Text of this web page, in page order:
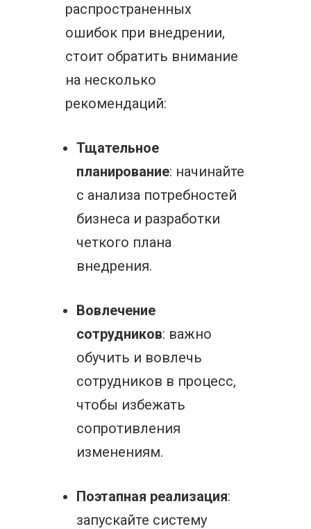
распространенных
ошибок при внедрении,
стоит обратить внимание
на несколько
рекомендаций:
Тщательное
планирование: начинайте
с анализа потребностей
бизнеса и разработки
четкого плана
внедрения.
Вовлечение
сотрудников: важно
обучить и вовлечь
сотрудников в процесс,
чтобы избежать
сопротивления
изменениям.
Поэтапная реализация:
запускайте систему